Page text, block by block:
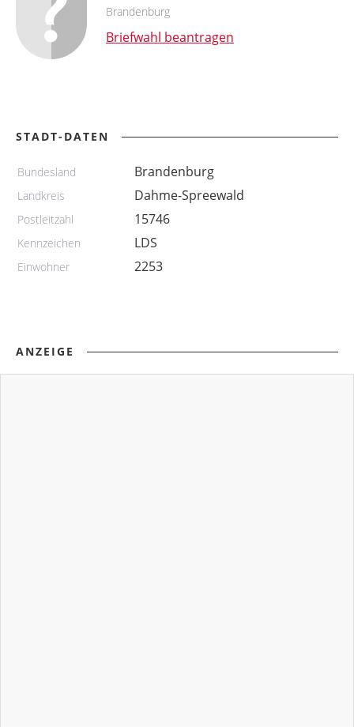
Brandenburg
Briefwahl beantragen
STADT-DATEN
Bundesland Brandenburg
Landkreis Dahme-Spreewald
Postleitzahl 15746
Kennzeichen LDS
Einwohner 2253
ANZEIGE